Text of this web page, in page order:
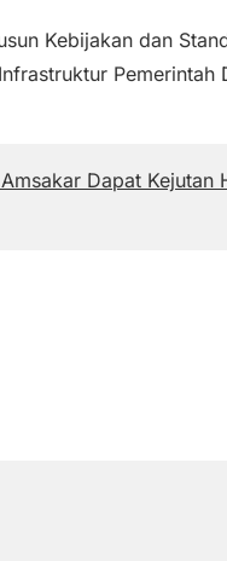
Kebijakan dan
Pemerintah
Dapat Kejutan